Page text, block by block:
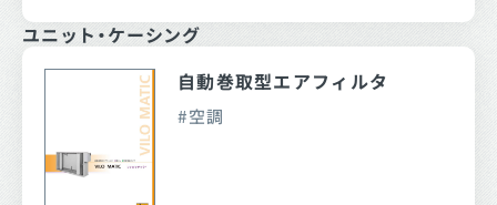
ユニット・ケーシング
自動巻取型エアフィルタ
空調